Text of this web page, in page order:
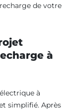
de votre
à
à
simplifié. Après